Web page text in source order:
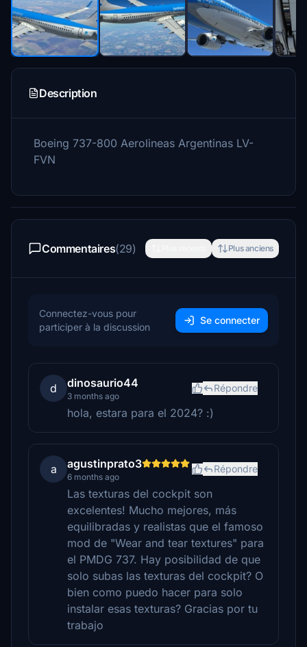
Description
Boeing 737-800 Aerolineas Argentinas LV-
FVN
Commentaires(29) Plus anciens
Connectez-vous pour
participer à la discussion
Se connecter
d dinosaurio44
3 months ago
Répondre
hola, estara para el 2024? :)
a agustinprato3
6 months ago
Répondre
Las texturas del cockpit son
excelentes! Mucho mejores, más
equilibradas y realistas que el famoso
mod de "Wear and tear textures" para
el PMDG 737. Hay posibilidad de que
solo subas las texturas del cockpit? O
bien como puedo hacer para solo
instalar esas texturas? Gracias por tu
trabajo